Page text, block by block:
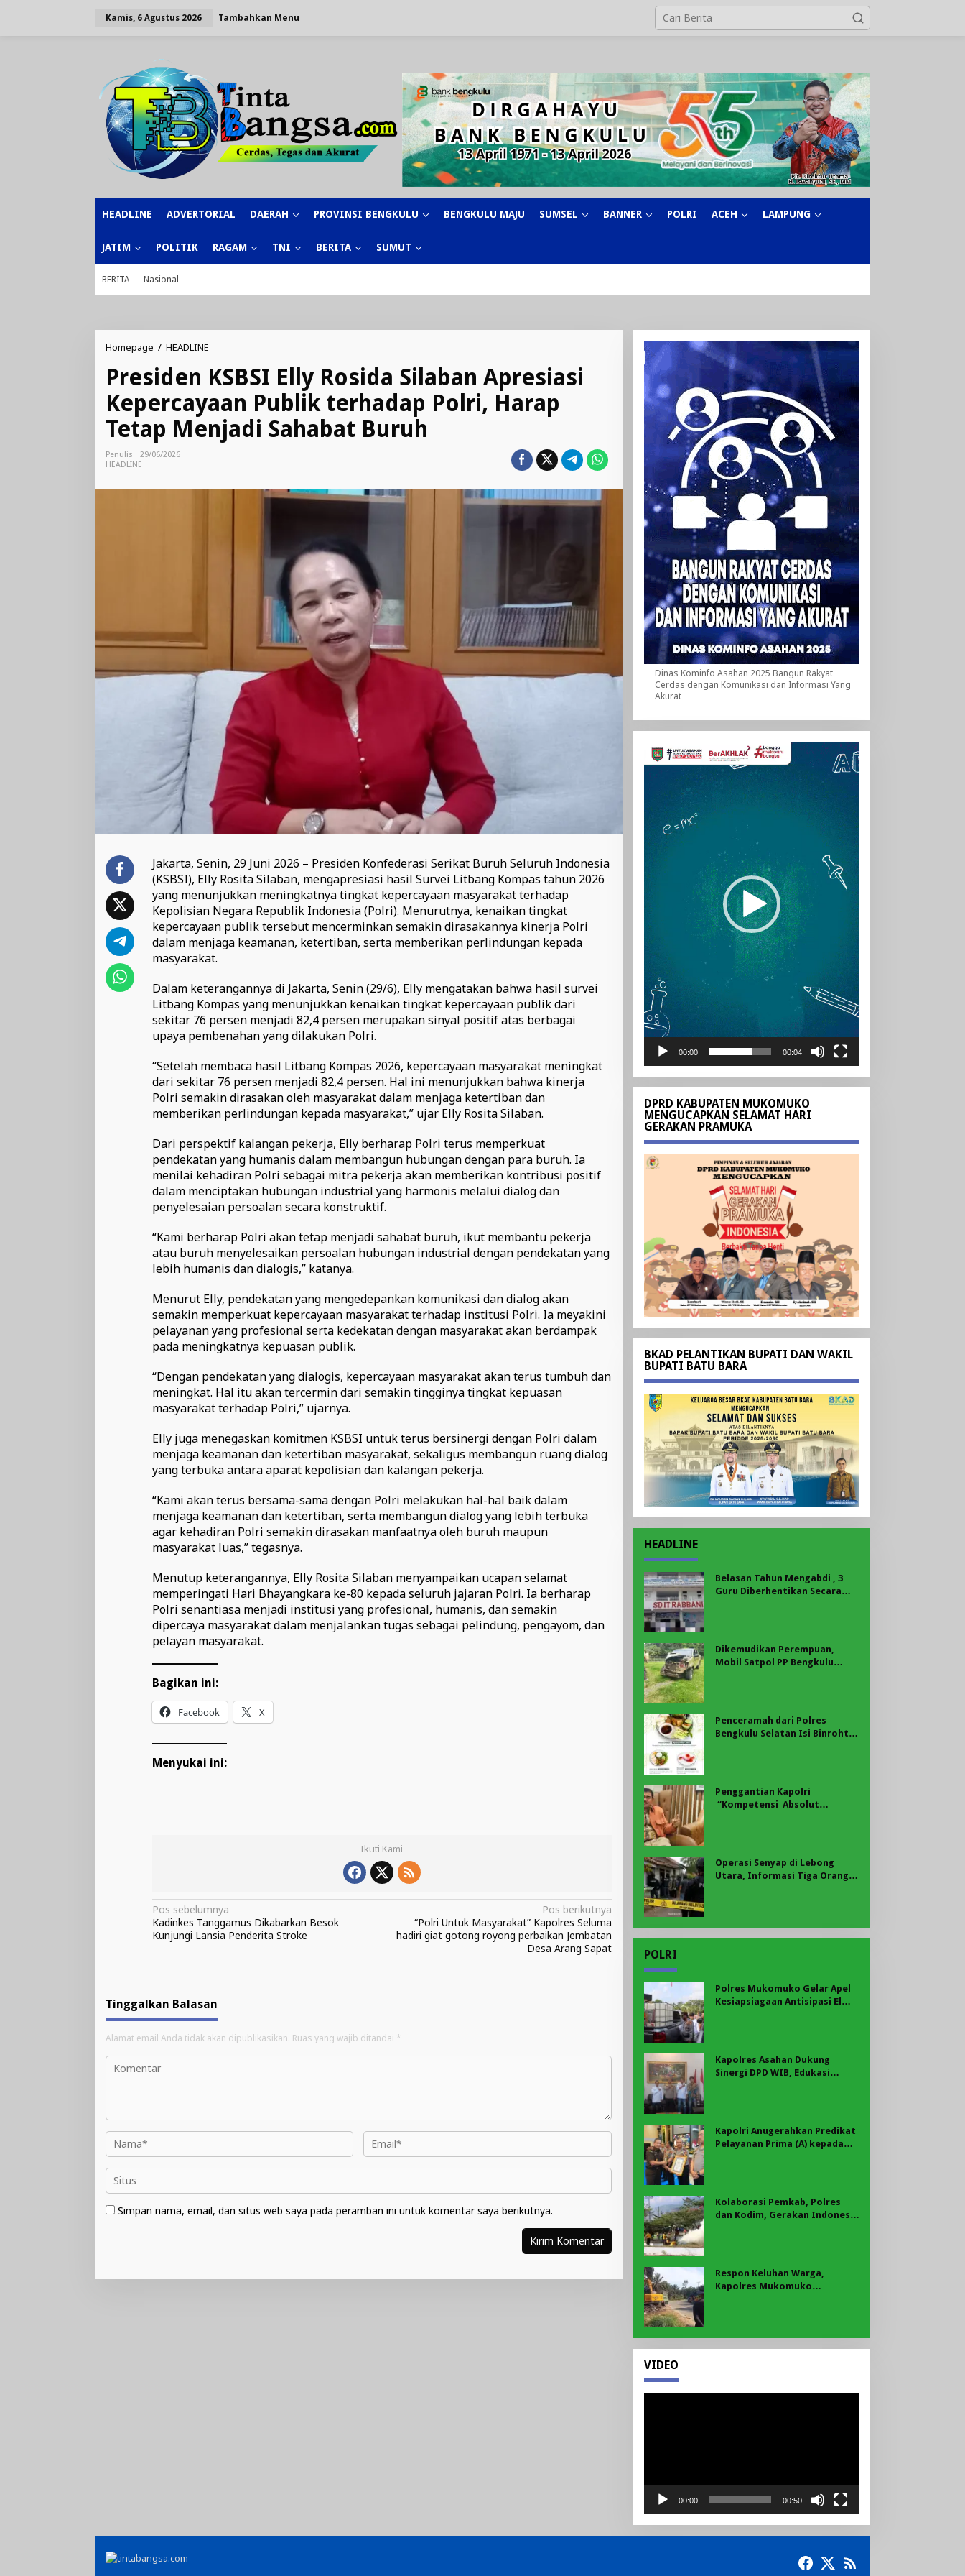
Kamis, 6 Agustus 2026 Tambahkan Menu
HEADLINE ADVERTORIAL DAERAH PROVINSI BENGKULU BENGKULU MAJU SUMSEL BANNER POLRI ACEH LAMPUNG
JATIM POLITIK RAGAM TNI BERITA SUMUT
BERITA Nasional
Homepage / HEADLINE
Elly
Rosida
Silaban
Apresiasi
Kepercayaan
Publik
Tetap
Presiden KSBSI Elly Rosida Silaban Apresiasi
Kepercayaan Publik terhadap Polri, Harap
Tetap Menjadi Sahabat Buruh
Penulis
29/06/2026
HEADLINE
Jakarta, Senin, 29 Juni 2026 – Presiden Konfederasi Serikat Buruh Seluruh Indonesia
(KSBSI), Elly Rosita Silaban, mengapresiasi hasil Survei Litbang Kompas tahun 2026
yang menunjukkan meningkatnya tingkat kepercayaan masyarakat terhadap
Kepolisian Negara Republik Indonesia (Polri). Menurutnya, kenaikan tingkat
kepercayaan publik tersebut mencerminkan semakin dirasakannya kinerja Polri
dalam menjaga keamanan, ketertiban, serta memberikan perlindungan kepada
masyarakat.
Dalam keterangannya di Jakarta, Senin (29/6), Elly mengatakan bahwa hasil survei
Litbang Kompas yang menunjukkan kenaikan tingkat kepercayaan publik dari
sekitar 76 persen menjadi 82,4 persen merupakan sinyal positif atas berbagai
upaya pembenahan yang dilakukan Polri.
“Setelah membaca hasil Litbang Kompas 2026, kepercayaan masyarakat meningkat
dari sekitar 76 persen menjadi 82,4 persen. Hal ini menunjukkan bahwa kinerja
Polri semakin dirasakan oleh masyarakat dalam menjaga ketertiban dan
memberikan perlindungan kepada masyarakat,” ujar Elly Rosita Silaban.
Dari perspektif kalangan pekerja, Elly berharap Polri terus memperkuat
pendekatan yang humanis dalam membangun hubungan dengan para buruh. Ia
menilai kehadiran Polri sebagai mitra pekerja akan memberikan kontribusi positif
dalam menciptakan hubungan industrial yang harmonis melalui dialog dan
penyelesaian persoalan secara konstruktif.
“Kami berharap Polri akan tetap menjadi sahabat buruh, ikut membantu pekerja
atau buruh menyelesaikan persoalan hubungan industrial dengan pendekatan yang
lebih humanis dan dialogis,” katanya.
Menurut Elly, pendekatan yang mengedepankan komunikasi dan dialog akan
semakin memperkuat kepercayaan masyarakat terhadap institusi Polri. Ia meyakini
pelayanan yang profesional serta kedekatan dengan masyarakat akan berdampak
pada meningkatnya kepuasan publik.
“Dengan pendekatan yang dialogis, kepercayaan masyarakat akan terus tumbuh dan
meningkat. Hal itu akan tercermin dari semakin tingginya tingkat kepuasan
masyarakat terhadap Polri,” ujarnya.
Elly juga menegaskan komitmen KSBSI untuk terus bersinergi dengan Polri dalam
menjaga keamanan dan ketertiban masyarakat, sekaligus membangun ruang dialog
yang terbuka antara aparat kepolisian dan kalangan pekerja.
“Kami akan terus bersama-sama dengan Polri melakukan hal-hal baik dalam
menjaga keamanan dan ketertiban, serta membangun dialog yang lebih terbuka
agar kehadiran Polri semakin dirasakan manfaatnya oleh buruh maupun
masyarakat luas,” tegasnya.
Menutup keterangannya, Elly Rosita Silaban menyampaikan ucapan selamat
memperingati Hari Bhayangkara ke-80 kepada seluruh jajaran Polri. Ia berharap
Polri senantiasa menjadi institusi yang profesional, humanis, dan semakin
dipercaya masyarakat dalam menjalankan tugas sebagai pelindung, pengayom, dan
pelayan masyarakat.
Bagikan ini:
Facebook X
Menyukai ini:
Ikuti Kami
Navigasi
pos
Pos sebelumnya
Kadinkes Tanggamus Dikabarkan Besok
Kunjungi Lansia Penderita Stroke
Pos berikutnya
“Polri Untuk Masyarakat” Kapolres Seluma
hadiri giat gotong royong perbaikan Jembatan
Desa Arang Sapat
Tinggalkan Balasan
Alamat email Anda tidak akan dipublikasikan. Ruas yang wajib ditandai *
Simpan nama, email, dan situs web saya pada peramban ini untuk komentar saya berikutnya.
Dinas Kominfo Asahan 2025 Bangun Rakyat
Cerdas dengan Komunikasi dan Informasi Yang
Akurat
Pemutar
Video
00:00 00:04
DPRD KABUPATEN MUKOMUKO
MENGUCAPKAN SELAMAT HARI
GERAKAN PRAMUKA
BKAD PELANTIKAN BUPATI DAN WAKIL
BUPATI BATU BARA
HEADLINE
Belasan Tahun Mengabdi , 3
Guru Diberhentikan Secara
Dikemudikan Perempuan,
Mobil Satpol PP Bengkulu
Penceramah dari Polres
Bengkulu Selatan Isi Binrohtal
Penggantian Kapolri
“Kompetensi Absolut
Operasi Senyap di Lebong
Utara, Informasi Tiga Orang
POLRI
Polres Mukomuko Gelar Apel
Kesiapsiagaan Antisipasi El
Kapolres Asahan Dukung
Sinergi DPD WIB, Edukasi
Kapolri Anugerahkan Predikat
Pelayanan Prima (A) kepada
Kolaborasi Pemkab, Polres
dan Kodim, Gerakan Indonesia
Respon Keluhan Warga,
Kapolres Mukomuko
Ruas jalan Lintas
VIDEO
00:00 00:50